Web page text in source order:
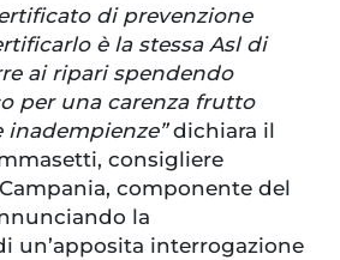
di prevenzione
è la stessa Asl di
ai ripari spendendo
per una carenza frutto
inadempienze”dichiara il
consigliere
componente del
la
un’apposita interrogazione